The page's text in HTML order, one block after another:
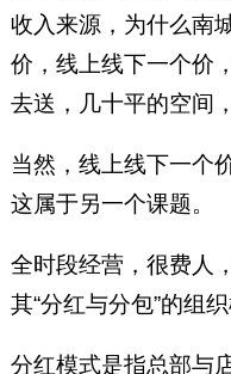
收入来源，为什么南
价，线上线下一个价
去送，几十平的空间
当然，线上线下一个
这属于另一个课题。
全时段经营，很费人
其“分红与分包”的组织
分红模式是指总部与